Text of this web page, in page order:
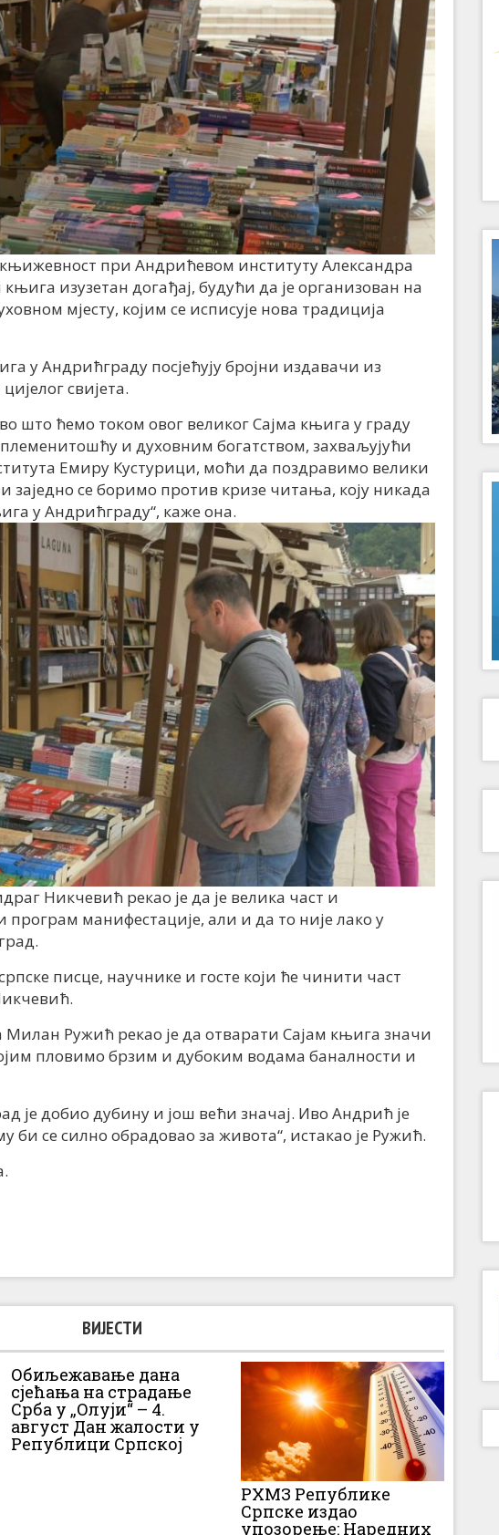
при Андрићевом институту Александра
књига изузетан догађај, будући да је организован на
мјесту, којим се исписује нова традиција
у Андрићграду посјећују бројни издавачи из
свијета.
што ћемо током овог великог Сајма књига у граду
племенитошћу и духовним богатством, захваљујући
Емиру Кустурици, моћи да поздравимо велики
заједно се боримо против кризе читања, коју никада
у Андрићграду“, каже она.
Никчевић рекао је да је велика част и
манифестације, али и да то није лако у
писце, научнике и госте који ће чинити част
Ружић рекао је да отварати Сајам књига значи
пловимо брзим и дубоким водама баналности и
је добио дубину и још већи значај. Иво Андрић је
би се силно обрадовао за живота“, истакао је Ружић.
ВИЈЕСТИ
Обиљежавање дана
сјећања на страдање
Срба у „Олуји“ – 4.
август Дан жалости у
Републици Српској
РХМЗ Републике
Српске издао
упозорење: Наредних